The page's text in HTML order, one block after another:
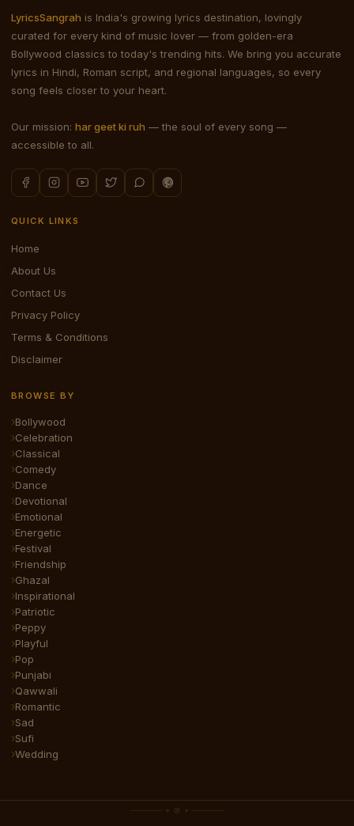
LyricsSangrah is India's growing lyrics destination, lovingly
curated for every kind of music lover — from golden-era
Bollywood classics to today's trending hits. We bring you accurate
lyrics in Hindi, Roman script, and regional languages, so every
song feels closer to your heart.
Our mission: har geet ki ruh — the soul of every song —
accessible to all.
QUICK LINKS
Home
About Us
Contact Us
Privacy Policy
Terms & Conditions
Disclaimer
BROWSE BY
Bollywood
Celebration
Classical
Comedy
Dance
Devotional
Emotional
Energetic
Festival
Friendship
Ghazal
Inspirational
Patriotic
Peppy
Playful
Pop
Punjabi
Qawwali
Romantic
Sad
Sufi
Wedding